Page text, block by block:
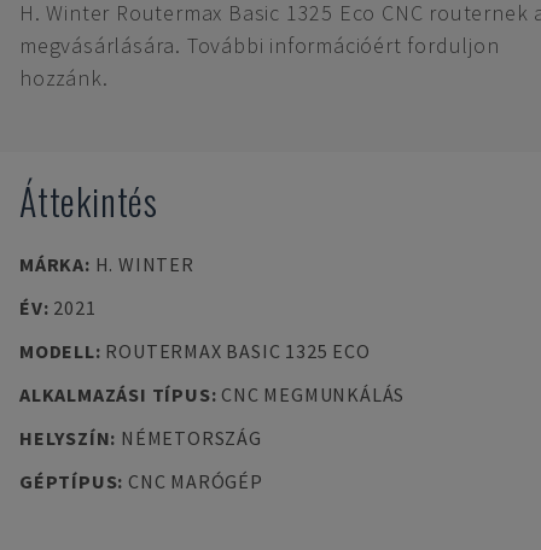
H. Winter Routermax Basic 1325 Eco CNC routernek
megvásárlására. További információért forduljon
hozzánk.
Áttekintés
MÁRKA: H. WINTER
ÉV: 2021
MODELL: ROUTERMAX BASIC 1325 ECO
ALKALMAZÁSI TÍPUS: CNC MEGMUNKÁLÁS
HELYSZÍN: NÉMETORSZÁG
GÉPTÍPUS: CNC MARÓGÉP